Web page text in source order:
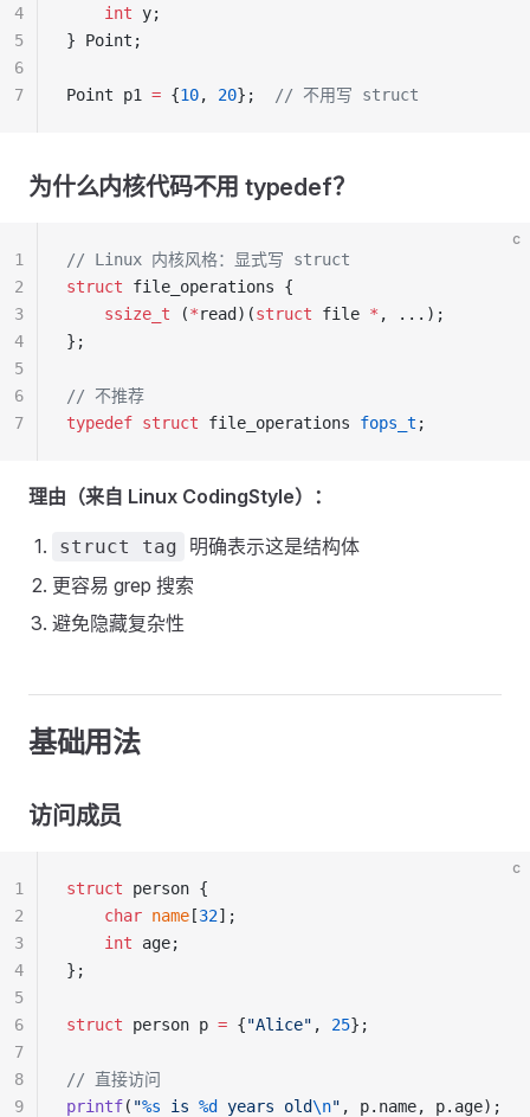
    int
y;
} Point;
Point p1 = {10, 20};
  // 不用写 struct
4
5
6
7
为什么内核代码不用 typedef？
c
// Linux 内核风格：显式写 struct
struct file_operations {
    ssize_t
(*read)(struct file * , ...);
};
// 不推荐
typedef struct file_operations fops_t ;
1
2
3
4
5
6
7
理由（来自 Linux CodingStyle）：
struct tag
明确表示这是结构体
更容易 grep 搜索
避免隐藏复杂性
基础用法
访问成员
c
struct person {
    char
name [32];
    int
age;
};
struct person p = {"Alice" , 25};
// 直接访问
printf( "%s is %d years old\n" , p.name, p.age);
1
2
3
4
5
6
7
8
9